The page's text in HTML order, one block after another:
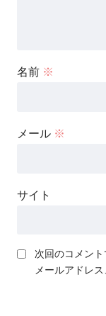
名前 ※
メール ※
サイト
次回のコメン
メールアドレ